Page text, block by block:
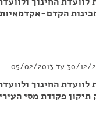
הקדם-אקדמאיות
החינוך
תיקון פקודת מסי